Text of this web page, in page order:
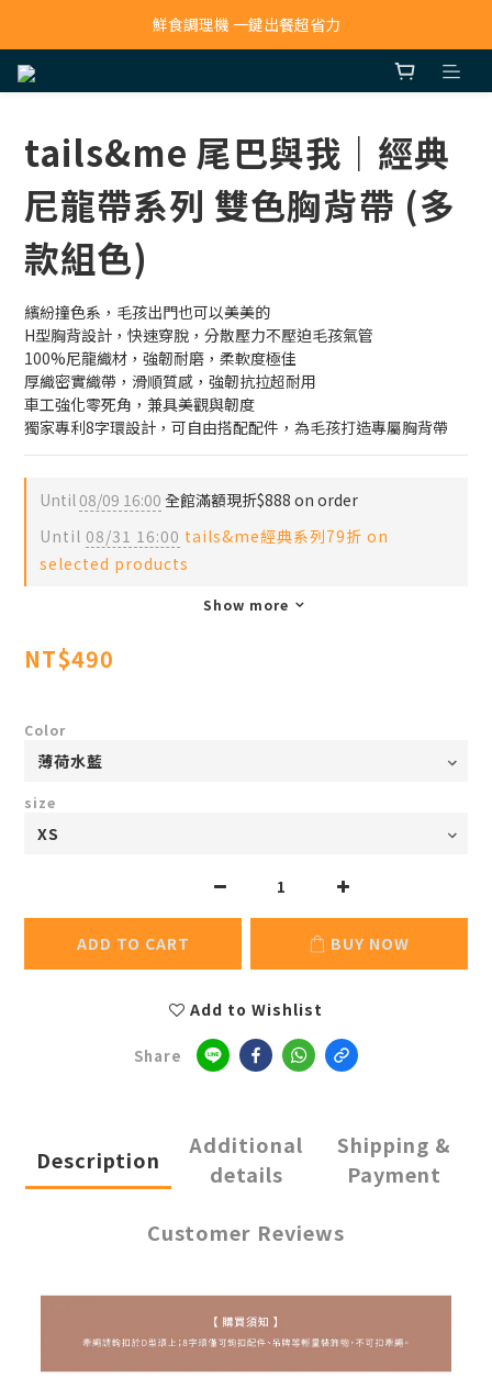
寵物吸毛機 吸毛清淨抗敏一次搞定
鮮食調理機 一鍵出餐超省力
tails&me 尾巴與我｜經典
尼龍帶系列 雙色胸背帶 (多
款組色)
繽紛撞色系，毛孩出門也可以美美的
H型胸背設計，快速穿脫，分散壓力不壓迫毛孩氣管
100%尼龍織材，強韌耐磨，柔軟度極佳
厚織密實織帶，滑順質感，強韌抗拉超耐用
車工強化零死角，兼具美觀與韌度
獨家專利8字環設計，可自由搭配配件，為毛孩打造專屬胸背帶
Until08/09 16:00 全館滿額現折$888 on order
Until 08/31 16:00 tails&me經典系列79折 on
selected products
Show more
NT$490
Color
size
ADD TO CART BUY NOW
Add to Wishlist
Share
Description
Additional
details
Shipping &
Payment
Customer Reviews